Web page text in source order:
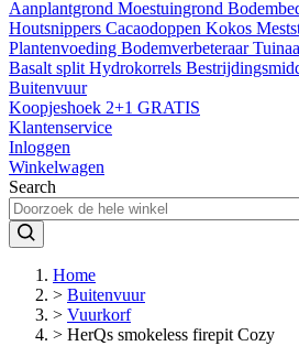
Aanplantgrond Moestuingrond
Houtsnippers Cacaodoppen Kokos
Plantenvoeding Bodemverbeteraar
Basalt split Hydrokorrels
Buitenvuur
Koopjeshoek 2+1 GRATIS
Klantenservice
Inloggen
Winkelwagen
Search
Home
> Buitenvuur
> Vuurkorf
> HerQs smokeless firepit Cozy